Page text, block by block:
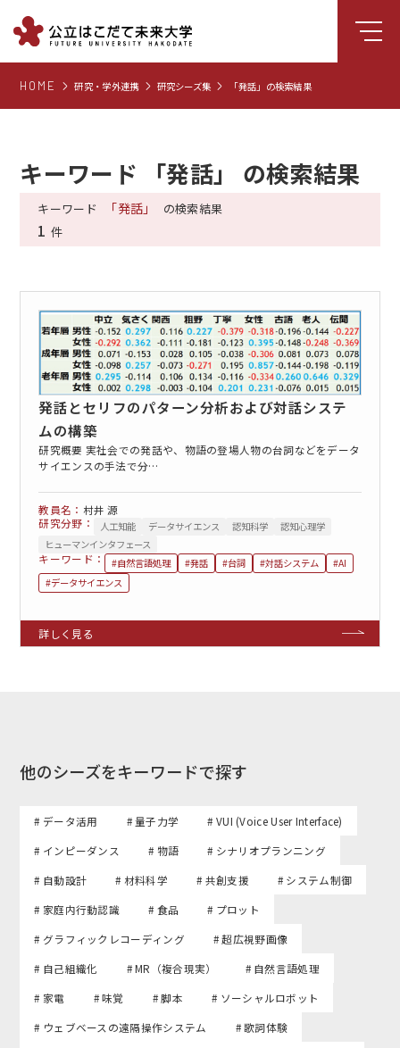
大学について
大学院
学生生活
図書館
受験生向け情報
アクセス お問合せ
HOME 研究・学外連携 研究シーズ集 「発話」の検索結果
キーワード 「発話」 の検索結果
キーワード 「発話」 の検索結果
1 件
発話とセリフのパターン分析および対話システ
ムの構築
研究概要 実社会での発話や、物語の登場人物の台詞などをデータ
サイエンスの手法で分…
村井 源
研究分野：
人工知能 データサイエンス 認知科学
認知心理学
ヒューマンインタフェース
キーワード： #自然言語処理 #発話 #台詞 #対話システム
#AI
#データサイエンス
他のシーズをキーワードで探す
# データ活用 # 量子力学
# VUI (Voice User Interface)
# インピーダンス
# 物語
# シナリオプランニング
# 自動設計
# 材料科学 # 共創支援
# システム制御
# 家庭内行動認識
# 食品
# プロット
# グラフィックレコーディング
# 超広視野画像
# 自己組織化
# MR（複合現実）
# 自然言語処理
# 家電
# 味覚 # 脚本
# ソーシャルロボット
# ウェブベースの遠隔操作システム
# 歌詞体験